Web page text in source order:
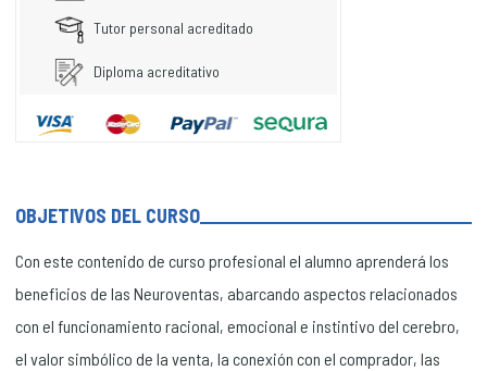
OBJETIVOS DEL CURSO
Con este contenido de curso profesional el alumno aprenderá los
beneficios de las Neuroventas, abarcando aspectos relacionados
con el funcionamiento racional, emocional e instintivo del cerebro,
el valor simbólico de la venta, la conexión con el comprador, las
Tutor personal acreditado
Diploma acreditativo